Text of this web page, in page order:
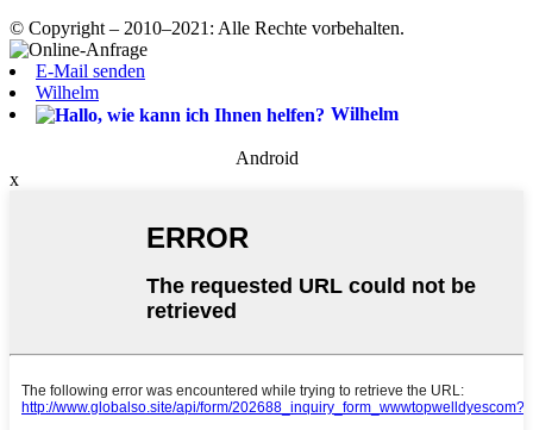
© Copyright – 2010–2021: Alle Rechte vorbehalten.
E-Mail senden
Wilhelm
Wilhelm
Android
x